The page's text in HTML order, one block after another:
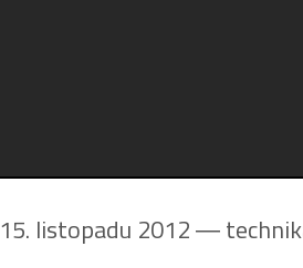
15. listopadu 2012 ―